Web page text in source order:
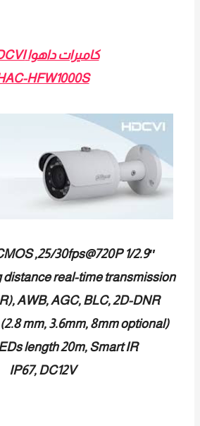
كاميرات داهوا HDCVI
HFW1000S
1/2.9″ 1Megapixel CMOS ,25/30fps@720P
distance real-time transmission
AWB, AGC, BLC, 2D-DNR
mm, 3.6mm, 8mm optional)
length 20m, Smart IR
IP67, DC12V